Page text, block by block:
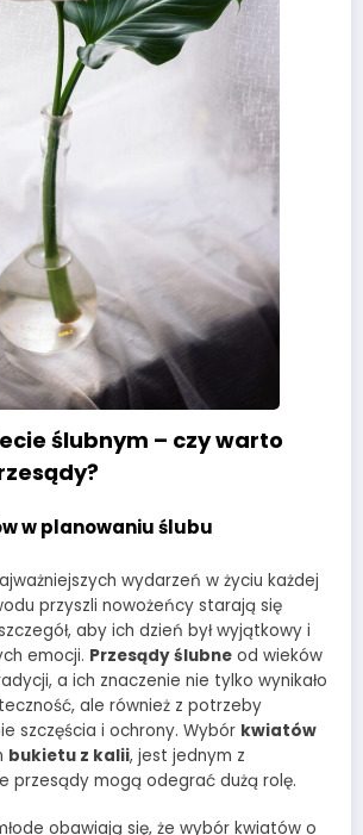
ślubnym – czy warto
w planowaniu ślubu
wydarzeń w życiu każdej
przyszli nowożeńcy starają się
aby ich dzień był wyjątkowy i
emocji. Przesądy ślubne od wieków
a ich znaczenie nie tylko wynikało
ale również z potrzeby
szczęścia i ochrony. Wybór kwiatów
bukietu z kalii, jest jednym z
przesądy mogą odegrać dużą rolę.
obawiają się, że wybór kwiatów o